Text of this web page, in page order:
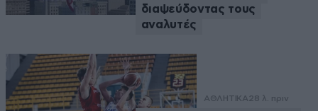
διαψεύδοντας τους
αναλυτές
ΑΘΛΗΤΙΚΑ 28 λ. πριν